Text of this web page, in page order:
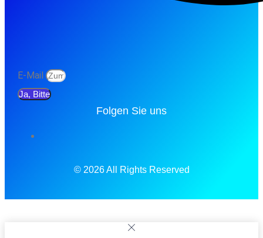
E-Mail
Ja, Bitte
Folgen Sie uns
© 2026 All Rights Reserved